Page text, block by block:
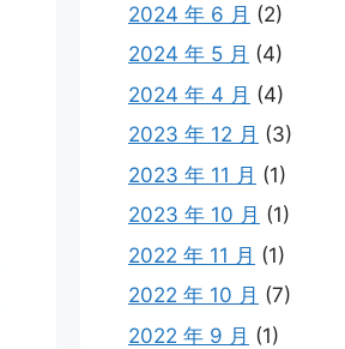
2024 年 6 月 (2)
2024 年 5 月 (4)
2024 年 4 月 (4)
2023 年 12 月 (3)
2023 年 11 月 (1)
2023 年 10 月 (1)
2022 年 11 月 (1)
2022 年 10 月 (7)
2022 年 9 月 (1)